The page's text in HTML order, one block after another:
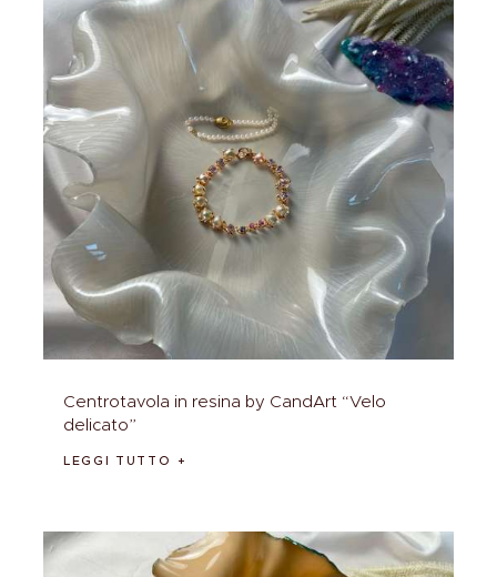
Centrotavola in resina by CandArt “Velo
delicato”
LEGGI TUTTO